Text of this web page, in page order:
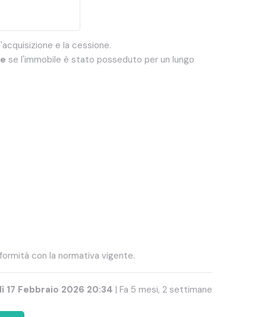
e la cessione.
se l'immobile è stato posseduto per un lungo
con la normativa vigente.
17 Febbraio 2026 20:34 | Fa 5 mesi, 2 settimane